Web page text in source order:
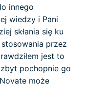
innego
wiedzy i Pani
skłania się ku
przez
jest to
pochopnie go
może